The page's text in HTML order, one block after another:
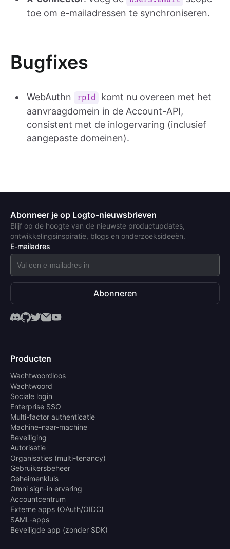
toe om e-mailadressen te synchroniseren.
Bugfixes
WebAuthn rpId
komt nu overeen met het
aanvraagdomein in de Account-API,
consistent met de inlogervaring (inclusief
aangepaste domeinen).
Abonneer je op Logto-nieuwsbrieven
Blijf op de hoogte van de nieuwste productupdates,
ontwikkelingsinspiratie, blogs en onderzoeksideeën.
E-mailadres
Abonneren
Producten
Wachtwoordloos
Wachtwoord
Sociale login
Enterprise SSO
Multi-factor authenticatie
Machine-naar-machine
Beveiliging
Autorisatie
Organisaties (multi-tenancy)
Gebruikersbeheer
Geheimenkluis
Omni sign-in ervaring
Accountcentrum
Externe apps (OAuth/OIDC)
SAML-apps
Beveiligde app (zonder SDK)